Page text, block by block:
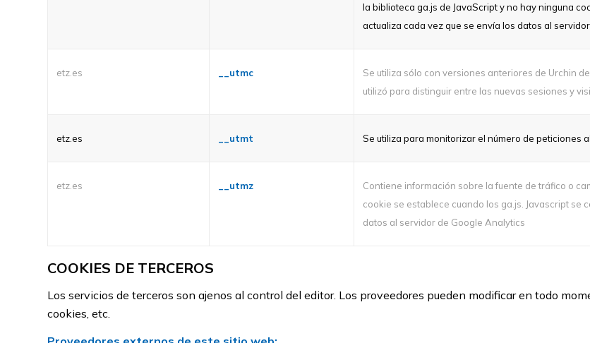
la biblioteca ga.js de JavaScript y no hay ninguna
actualiza cada vez que se envía los datos al
etz.es __utmc
Se utiliza sólo con versiones anteriores de Urchin
utilizó para distinguir entre las nuevas sesiones y
etz.es __utmt Se utiliza para monitorizar el número de peticiones
etz.es __utmz
Contiene información sobre la fuente de tráfico o
cookie se establece cuando los ga.js. Javascript se
datos al servidor de Google Analytics
COOKIES DE TERCEROS
Los servicios de terceros son ajenos al control del editor. Los proveedores pueden modificar en todo
cookies, etc.